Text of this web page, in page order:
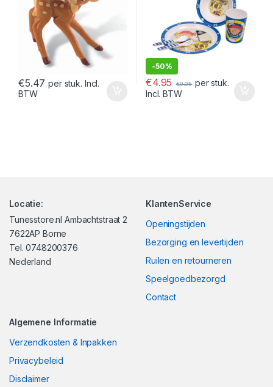
€5.47 per stuk. Incl.
BTW
-50%
€4.95 €9.95 per stuk.
Incl. BTW
Locatie:
Tunesstore.nl Ambachtstraat 2
7622AP Borne
Tel. 0748200376
Nederland
KlantenService
Openingstijden
Bezorging en levertijden
Ruilen en retourneren
Speelgoedbezorgd
Contact
Algemene Informatie
Verzendkosten & Inpakken
Privacybeleid
Disclaimer